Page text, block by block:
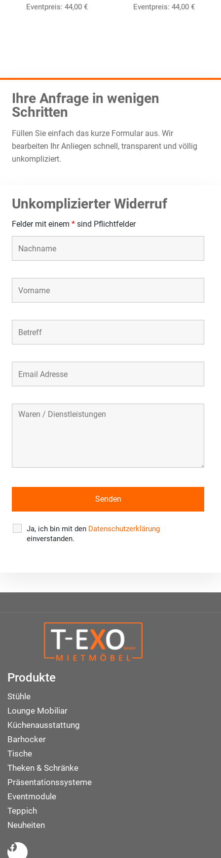
Eventpreis: 44,00 €
Eventpreis:44,00€
Ihre Anfrage in wenigen
Schritten
Füllen Sie einfach das kurze Formular aus. Wir
bearbeiten Ihr Anliegen schnell, transparent und völlig
unkompliziert.
Unkomplizierter Widerruf
Felder mit einem * sind Pflichtfelder
Ja, ich bin mit den Datenschutzerklärung
einverstanden.
Produkte
Stühle
Lounge Mobiliar
Küchenausstattung
Barhocker
Tische
Theken & Schränke
Präsentationssysteme
Eventmodule
Teppich
Neuheiten